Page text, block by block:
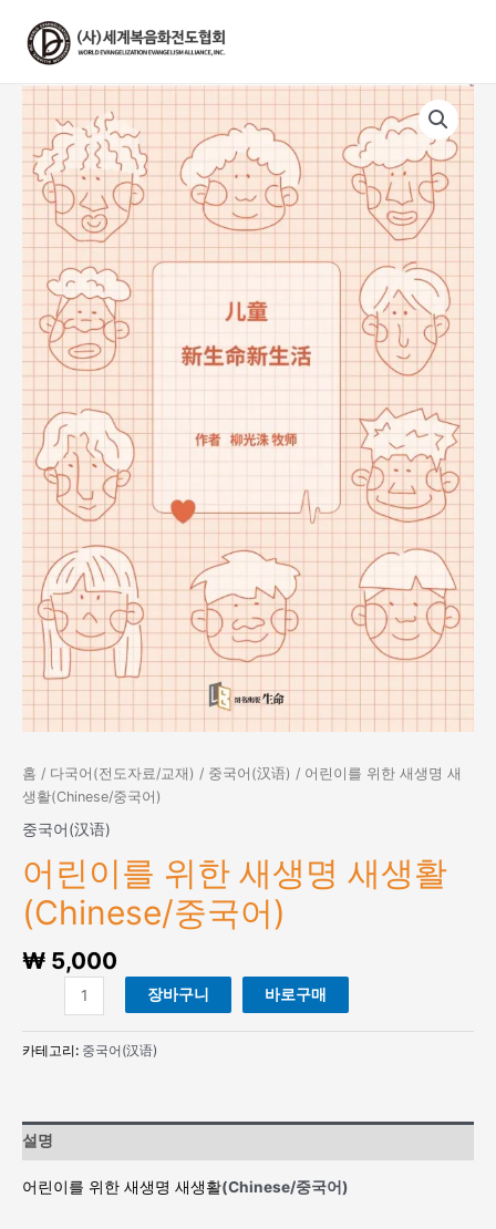
홈 / 다국어(전도자료/교재) / 중국어(汉语) / 어린이를 위한 새생명 새
생활(Chinese/중국어)
중국어(汉语)
어린이를 위한 새생명 새생활
(Chinese/중국어)
₩ 5,000
이
를
새
생
새
장바구니 바로구매
카테고리: 중국어(汉语)
설명
어린이를 위한 새생명 새생활(Chinese/중국어)